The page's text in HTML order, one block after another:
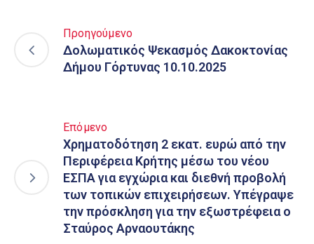
Προηγούμενο
Δολωματικός Ψεκασμός Δακοκτονίας
Δήμου Γόρτυνας 10.10.2025
Επόμενο
Χρηματοδότηση 2 εκατ. ευρώ από την
Περιφέρεια Κρήτης μέσω του νέου
ΕΣΠΑ για εγχώρια και διεθνή προβολή
των τοπικών επιχειρήσεων. Υπέγραψε
την πρόσκληση για την εξωστρέφεια ο
Σταύρος Αρναουτάκης